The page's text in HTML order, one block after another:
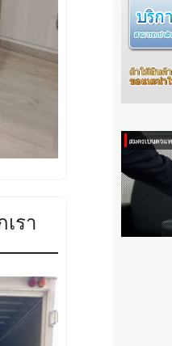
รา